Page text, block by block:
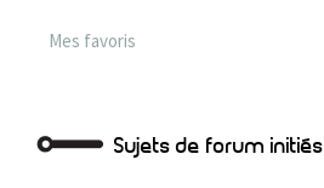
Mes favoris
Sujets de forum initiés